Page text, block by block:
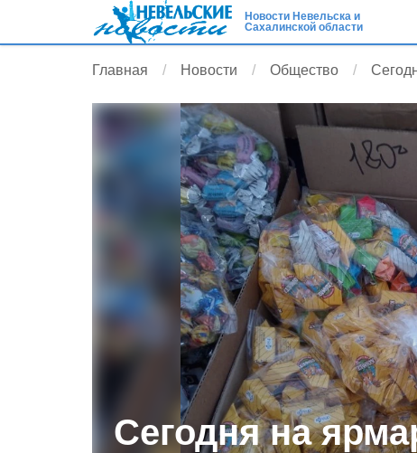
Новости Невельска и
Сахалинской области
Главная Новости Общество
Сегодня на